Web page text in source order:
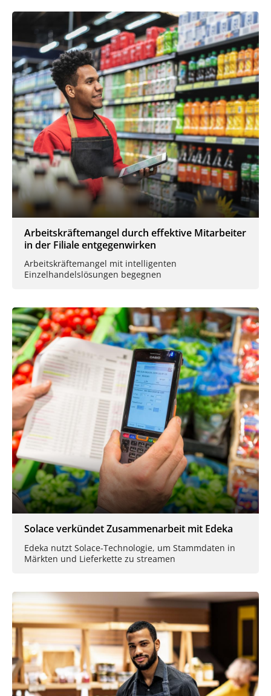
Arbeitskräftemangel durch effektive Mitarbeiter
in der Filiale entgegenwirken
Arbeitskräftemangel mit intelligenten
Einzelhandelslösungen begegnen
Solace verkündet Zusammenarbeit mit Edeka
Edeka nutzt Solace-Technologie, um Stammdaten in
Märkten und Lieferkette zu streamen